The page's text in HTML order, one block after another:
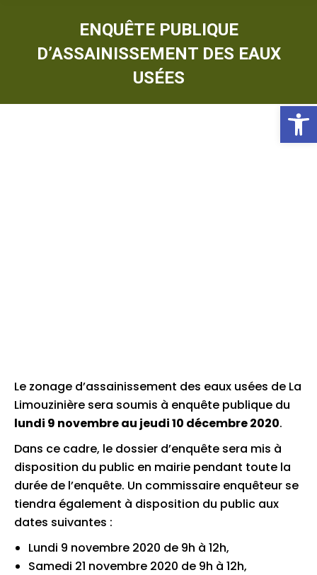
ENQUÊTE PUBLIQUE
D’ASSAINISSEMENT DES EAUX
USÉES
Le zonage d’assainissement des eaux usées de La
Limouzinière sera soumis à enquête publique du
lundi 9 novembre au jeudi 10 décembre 2020.
Dans ce cadre, le dossier d’enquête sera mis à
disposition du public en mairie pendant toute la
durée de l’enquête. Un commissaire enquêteur se
tiendra également à disposition du public aux
dates suivantes :
Lundi 9 novembre 2020 de 9h à 12h,
Samedi 21 novembre 2020 de 9h à 12h,